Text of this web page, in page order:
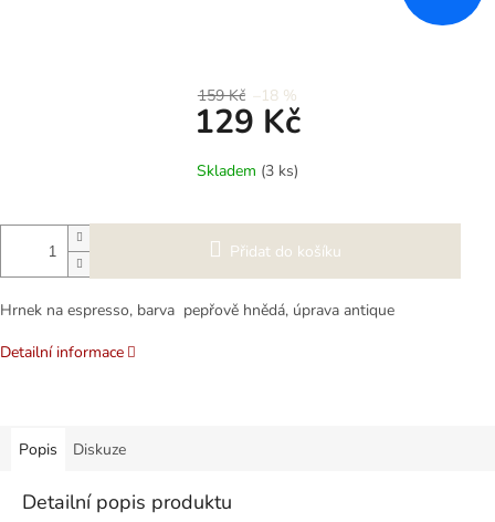
159 Kč –18 %
129 Kč
Měrná
cena:
Skladem (3 ks)
Přidat do košíku
Hrnek na espresso, barva pepřově hnědá, úprava antique
Detailní informace
Popis Diskuze
Detailní popis produktu